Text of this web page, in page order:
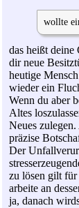
wollte
das heißt deine
dir neue
heutige
wieder ein
Wenn du aber
Altes
Neues
präzise
Der
zu lösen gilt für
arbeite an
ja, danach